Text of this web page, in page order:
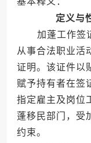
定义与
加蓬工作签证
从事合法职业活
证明。该证件以
赋予持有者在签
指定雇主及岗位
蓬移民部门，受
约束。